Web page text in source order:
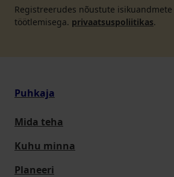
Registreerudes nõustute isikuandmete
töötlemisega. privaatsuspoliitikas.
Puhkaja
Mida teha
Kuhu minna
Planeeri